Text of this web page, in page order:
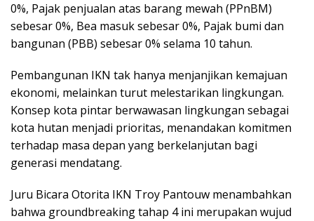
0%, Pajak penjualan atas barang mewah (PPnBM)
sebesar 0%, Bea masuk sebesar 0%, Pajak bumi dan
bangunan (PBB) sebesar 0% selama 10 tahun.
Pembangunan IKN tak hanya menjanjikan kemajuan
ekonomi, melainkan turut melestarikan lingkungan.
Konsep kota pintar berwawasan lingkungan sebagai
kota hutan menjadi prioritas, menandakan komitmen
terhadap masa depan yang berkelanjutan bagi
generasi mendatang.
Juru Bicara Otorita IKN Troy Pantouw menambahkan
bahwa groundbreaking tahap 4 ini merupakan wujud